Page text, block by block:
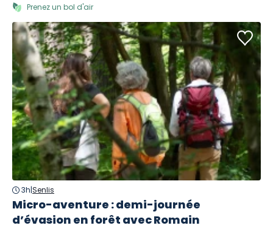
Prenez un bol d'air
3h|Senlis
Micro-aventure : demi-journée
d’évasion en forêt avec Romain